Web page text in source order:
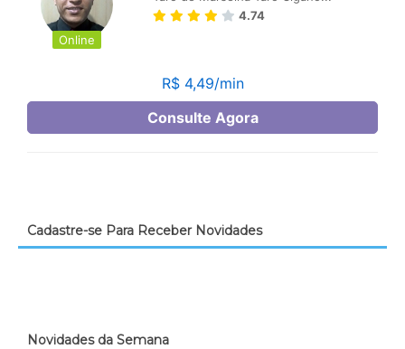
Cadastre-se Para Receber Novidades
Novidades da Semana